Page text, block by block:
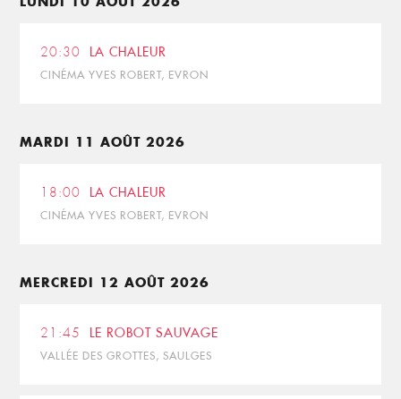
20:30 LA CHALEUR
CINÉMA YVES ROBERT, EVRON
MARDI 11 AOÛT 2026
18:00 LA CHALEUR
CINÉMA YVES ROBERT, EVRON
MERCREDI 12 AOÛT 2026
21:45 LE ROBOT SAUVAGE
VALLÉE DES GROTTES, SAULGES